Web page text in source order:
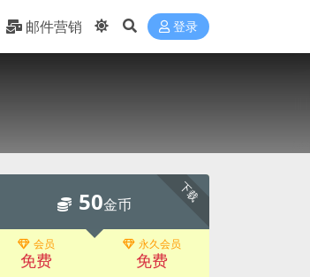
邮件营销 登录
下载
50金币
会员
免费
永久会员
免费